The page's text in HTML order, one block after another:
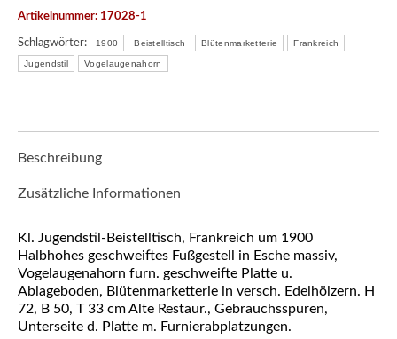
Artikelnummer: 17028-1
Schlagwörter: 1900 Beistelltisch Blütenmarketterie Frankreich
Jugendstil Vogelaugenahorn
Beschreibung
Zusätzliche Informationen
Kl. Jugendstil-Beistelltisch, Frankreich um 1900
Halbhohes geschweiftes Fußgestell in Esche massiv,
Vogelaugenahorn furn. geschweifte Platte u.
Ablageboden, Blütenmarketterie in versch. Edelhölzern. H
72, B 50, T 33 cm Alte Restaur., Gebrauchsspuren,
Unterseite d. Platte m. Furnierabplatzungen.